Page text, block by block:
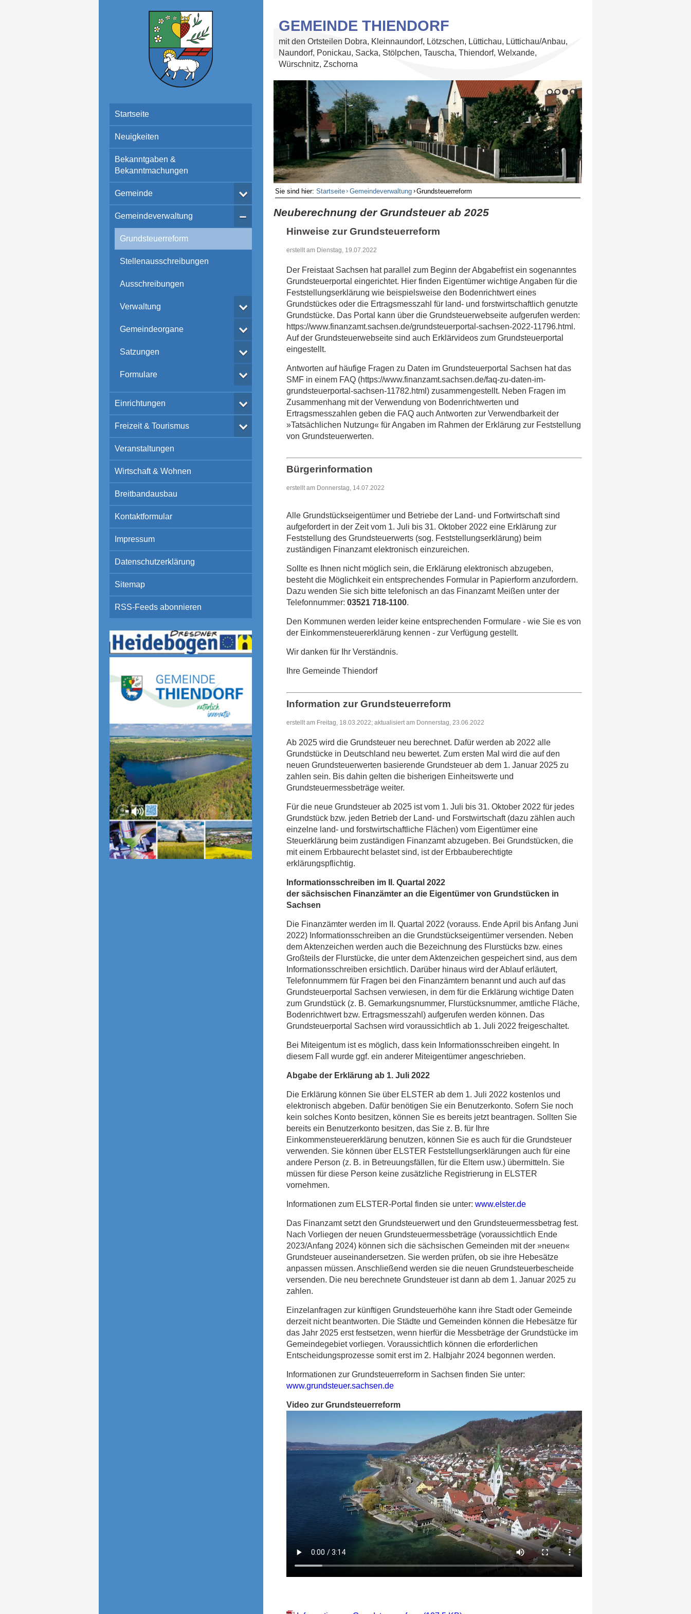
Startseite
Neuigkeiten
Bekanntgaben &
Bekanntmachungen
Gemeinde
Gemeindeverwaltung
Grundsteuerreform
Stellenausschreibungen
Ausschreibungen
Verwaltung
Gemeindeorgane
Satzungen
Formulare
Einrichtungen
Freizeit & Tourismus
Veranstaltungen
Wirtschaft & Wohnen
Breitbandausbau
Kontaktformular
Impressum
Datenschutzerklärung
Sitemap
RSS-Feeds abonnieren
GEMEINDE THIENDORF
mit den Ortsteilen Dobra, Kleinnaundorf, Lötzschen, Lüttichau, Lüttichau/Anbau,
Naundorf, Ponickau, Sacka, Stölpchen, Tauscha, Thiendorf, Welxande,
Würschnitz, Zschorna
2 3 4
Sie sind hier: Startseite› Gemeindeverwaltung ›Grundsteuerreform
Neuberechnung der Grundsteuer ab 2025
Hinweise zur Grundsteuerreform
erstellt am Dienstag, 19.07.2022
Der Freistaat Sachsen hat parallel zum Beginn der Abgabefrist ein sogenanntes
Grundsteuerportal eingerichtet. Hier finden Eigentümer wichtige Angaben für die
Feststellungserklärung wie beispielsweise den Bodenrichtwert eines
Grundstückes oder die Ertragsmesszahl für land- und forstwirtschaftlich genutzte
Grundstücke. Das Portal kann über die Grundsteuerwebseite aufgerufen werden:
https://www.finanzamt.sachsen.de/grundsteuerportal-sachsen-2022-11796.html.
Auf der Grundsteuerwebseite sind auch Erklärvideos zum Grundsteuerportal
eingestellt.
Antworten auf häufige Fragen zu Daten im Grundsteuerportal Sachsen hat das
SMF in einem FAQ (https://www.finanzamt.sachsen.de/faq-zu-daten-im-
grundsteuerportal-sachsen-11782.html) zusammengestellt. Neben Fragen im
Zusammenhang mit der Verwendung von Bodenrichtwerten und
Ertragsmesszahlen geben die FAQ auch Antworten zur Verwendbarkeit der
»Tatsächlichen Nutzung« für Angaben im Rahmen der Erklärung zur Feststellung
von Grundsteuerwerten.
Bürgerinformation
erstellt am Donnerstag, 14.07.2022
Alle Grundstückseigentümer und Betriebe der Land- und Fortwirtschaft sind
aufgefordert in der Zeit vom 1. Juli bis 31. Oktober 2022 eine Erklärung zur
Feststellung des Grundsteuerwerts (sog. Feststellungserklärung) beim
zuständigen Finanzamt elektronisch einzureichen.
Sollte es Ihnen nicht möglich sein, die Erklärung elektronisch abzugeben,
besteht die Möglichkeit ein entsprechendes Formular in Papierform anzufordern.
Dazu wenden Sie sich bitte telefonisch an das Finanzamt Meißen unter der
Telefonnummer: 03521 718-1100.
Den Kommunen werden leider keine entsprechenden Formulare - wie Sie es von
der Einkommensteuererklärung kennen - zur Verfügung gestellt.
Wir danken für Ihr Verständnis.
Ihre Gemeinde Thiendorf
Information zur Grundsteuerreform
erstellt am Freitag, 18.03.2022; aktualisiert am Donnerstag, 23.06.2022
Ab 2025 wird die Grundsteuer neu berechnet. Dafür werden ab 2022 alle
Grundstücke in Deutschland neu bewertet. Zum ersten Mal wird die auf den
neuen Grundsteuerwerten basierende Grundsteuer ab dem 1. Januar 2025 zu
zahlen sein. Bis dahin gelten die bisherigen Einheitswerte und
Grundsteuermessbeträge weiter.
Für die neue Grundsteuer ab 2025 ist vom 1. Juli bis 31. Oktober 2022 für jedes
Grundstück bzw. jeden Betrieb der Land- und Forstwirtschaft (dazu zählen auch
einzelne land- und forstwirtschaftliche Flächen) vom Eigentümer eine
Steuerklärung beim zuständigen Finanzamt abzugeben. Bei Grundstücken, die
mit einem Erbbaurecht belastet sind, ist der Erbbauberechtigte
erklärungspflichtig.
Informationsschreiben im II. Quartal 2022
der sächsischen Finanzämter an die Eigentümer von Grundstücken in
Sachsen
Die Finanzämter werden im II. Quartal 2022 (vorauss. Ende April bis Anfang Juni
2022) Informationsschreiben an die Grundstückseigentümer versenden. Neben
dem Aktenzeichen werden auch die Bezeichnung des Flurstücks bzw. eines
Großteils der Flurstücke, die unter dem Aktenzeichen gespeichert sind, aus dem
Informationsschreiben ersichtlich. Darüber hinaus wird der Ablauf erläutert,
Telefonnummern für Fragen bei den Finanzämtern benannt und auch auf das
Grundsteuerportal Sachsen verwiesen, in dem für die Erklärung wichtige Daten
zum Grundstück (z. B. Gemarkungsnummer, Flurstücksnummer, amtliche Fläche,
Bodenrichtwert bzw. Ertragsmesszahl) aufgerufen werden können. Das
Grundsteuerportal Sachsen wird voraussichtlich ab 1. Juli 2022 freigeschaltet.
Bei Miteigentum ist es möglich, dass kein Informationsschreiben eingeht. In
diesem Fall wurde ggf. ein anderer Miteigentümer angeschrieben.
Abgabe der Erklärung ab 1. Juli 2022
Die Erklärung können Sie über ELSTER ab dem 1. Juli 2022 kostenlos und
elektronisch abgeben. Dafür benötigen Sie ein Benutzerkonto. Sofern Sie noch
kein solches Konto besitzen, können Sie es bereits jetzt beantragen. Sollten Sie
bereits ein Benutzerkonto besitzen, das Sie z. B. für Ihre
Einkommensteuererklärung benutzen, können Sie es auch für die Grundsteuer
verwenden. Sie können über ELSTER Feststellungserklärungen auch für eine
andere Person (z. B. in Betreuungsfällen, für die Eltern usw.) übermitteln. Sie
müssen für diese Person keine zusätzliche Registrierung in ELSTER
vornehmen.
Informationen zum ELSTER-Portal finden sie unter: www.elster.de
Das Finanzamt setzt den Grundsteuerwert und den Grundsteuermessbetrag fest.
Nach Vorliegen der neuen Grundsteuermessbeträge (voraussichtlich Ende
2023/Anfang 2024) können sich die sächsischen Gemeinden mit der »neuen«
Grundsteuer auseinandersetzen. Sie werden prüfen, ob sie ihre Hebesätze
anpassen müssen. Anschließend werden sie die neuen Grundsteuerbescheide
versenden. Die neu berechnete Grundsteuer ist dann ab dem 1. Januar 2025 zu
zahlen.
Einzelanfragen zur künftigen Grundsteuerhöhe kann ihre Stadt oder Gemeinde
derzeit nicht beantworten. Die Städte und Gemeinden können die Hebesätze für
das Jahr 2025 erst festsetzen, wenn hierfür die Messbeträge der Grundstücke im
Gemeindegebiet vorliegen. Voraussichtlich können die erforderlichen
Entscheidungsprozesse somit erst im 2. Halbjahr 2024 begonnen werden.
Informationen zur Grundsteuerreform in Sachsen finden Sie unter:
www.grundsteuer.sachsen.de
Video zur Grundsteuerreform